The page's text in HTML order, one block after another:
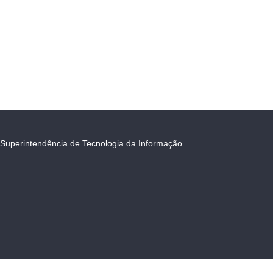
Superintendência de Tecnologia da Informação